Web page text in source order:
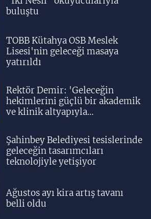
buluştu
TOBB Kütahya OSB Meslek
Lisesi'nin geleceği masaya
yatırıldı
Rektör Demir: 'Geleceğin
hekimlerini güçlü bir akademik
ve klinik altyapıyla
Şahinbey Belediyesi tesislerinde
geleceğin tasarımcıları
teknolojiyle yetişiyor
Ağustos ayı kira artış tavanı
belli oldu